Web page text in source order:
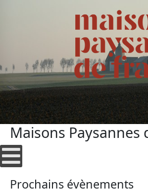
Maisons Paysannes
Prochains évènements